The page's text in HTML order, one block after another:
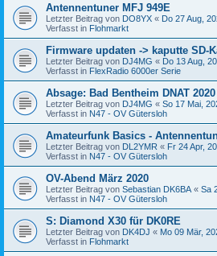
Antennentuner MFJ 949E
Letzter Beitrag von DO8YX « Do 27 Aug,
Verfasst in Flohmarkt
Firmware updaten -> kaputte SD-
Letzter Beitrag von DJ4MG « Do 13 Aug,
Verfasst in FlexRadio 6000er Serie
Absage: Bad Bentheim DNAT 2020
Letzter Beitrag von DJ4MG « So 17 Mai,
Verfasst in N47 - OV Gütersloh
Amateurfunk Basics -
Letzter Beitrag von DL2YMR « Fr 24 Apr,
Verfasst in N47 - OV Gütersloh
OV-Abend März 2020
Letzter Beitrag von Sebastian DK6BA « Sa
Verfasst in N47 - OV Gütersloh
S: Diamond X30 für DK0RE
Letzter Beitrag von DK4DJ « Mo 09 Mär,
Verfasst in Flohmarkt